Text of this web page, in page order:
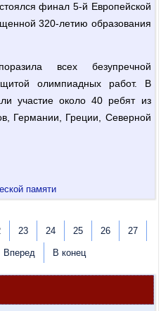
финал 5-й Европейской
320-летию образования
всех безупречной
олимпиадных работ. В
участие около 40 ребят из
Германии, Греции, Северной
памяти
23 24 25 26 27
Вперед В конец